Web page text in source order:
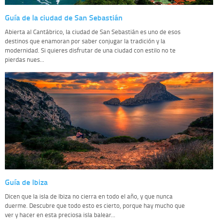
Guía de la ciudad de San Sebastián
Abierta al Cantábrico, la ciudad de San Sebastián es uno de esos
destinos que enamoran por saber conjugar la tradición y la
modernidad. Si quieres disfrutar de una ciudad con estilo no te
pierdas nues...
Guía de Ibiza
Dicen que la isla de Ibiza no cierra en todo el año, y que nunca
duerme. Descubre que todo esto es cierto, porque hay mucho que
ver y hacer en esta preciosa isla balear...